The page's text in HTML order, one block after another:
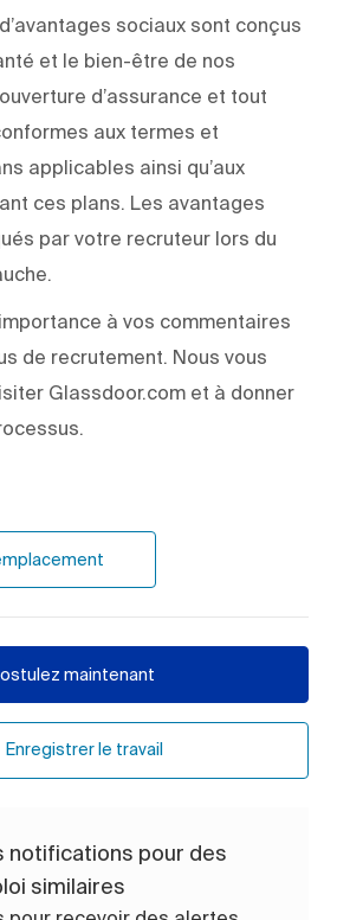
sociaux sont conçus
et le bien-être de nos
d’assurance et tout
aux termes et
applicables ainsi qu’aux
ces plans. Les avantages
par votre recruteur lors du
à vos commentaires
de recrutement. Nous vous
Glassdoor.com et à donner
maintenant
Enregistrer le travail
notifications pour des
similaires